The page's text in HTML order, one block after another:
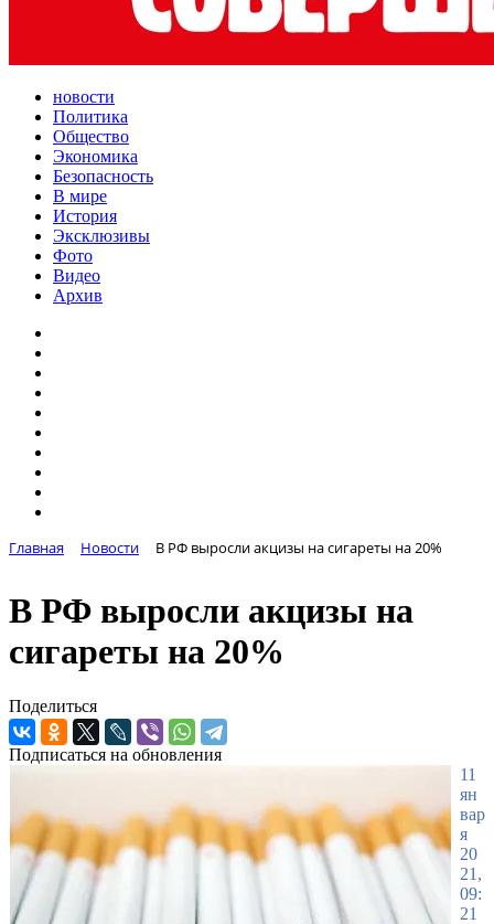
новости
Политика
Общество
Экономика
Безопасность
В мире
История
Эксклюзивы
Фото
Видео
Архив
Главная Новости В РФ выросли акцизы на сигареты на 20%
В РФ выросли акцизы на
сигареты на 20%
Поделиться
Подписаться на обновления
11
ян
вар
я
20
21,
09:
21